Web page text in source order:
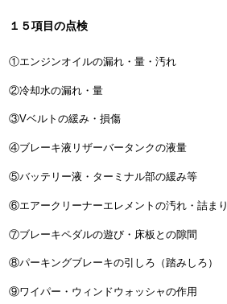
１５項目の点検
①エンジンオイルの漏れ・量・汚れ
②冷却水の漏れ・量
③Vベルトの緩み・損傷
④ブレーキ液リザーバータンクの液量
⑤バッテリー液・ターミナル部の緩み等
⑥エアークリーナーエレメントの汚れ・詰まり
⑦ブレーキペダルの遊び・床板との隙間
⑧パーキングブレーキの引しろ（踏みしろ）
⑨ワイパー・ウィンドウォッシャの作用